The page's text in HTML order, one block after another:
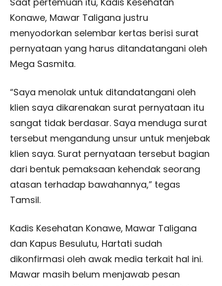
Konawe, Mawar Taligana justru
menyodorkan selembar kertas berisi surat
pernyataan yang harus ditandatangani oleh
Mega Sasmita.
“Saya menolak untuk ditandatangani oleh
klien saya dikarenakan surat pernyataan itu
sangat tidak berdasar. Saya menduga surat
tersebut mengandung unsur untuk menjebak
klien saya. Surat pernyataan tersebut bagian
dari bentuk pemaksaan kehendak seorang
atasan terhadap bawahannya,” tegas
Tamsil.
Kadis Kesehatan Konawe, Mawar Taligana
dan Kapus Besulutu, Hartati sudah
dikonfirmasi oleh awak media terkait hal ini.
Mawar masih belum menjawab pesan